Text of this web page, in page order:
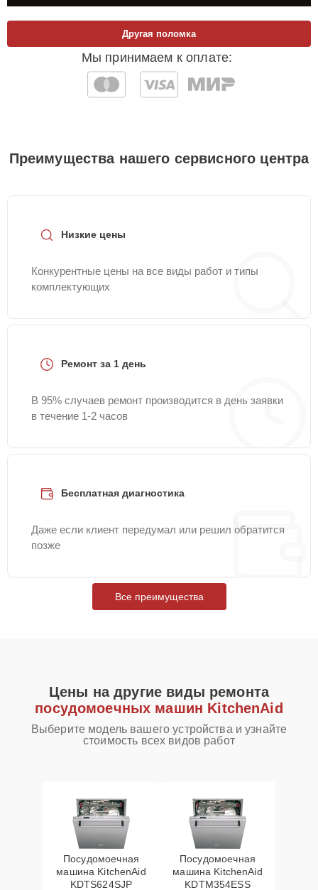
Мы принимаем к оплате:
Другая поломка
Преимущества нашего сервисного центра
Низкие цены
Конкурентные цены на все виды работ и типы
комплектующих
Ремонт за 1 день
В 95% случаев ремонт производится в день заявки
в течение 1-2 часов
Бесплатная диагностика
Даже если клиент передумал или решил обратится
позже
Все преимущества
Цены на другие виды ремонта
посудомоечных машин KitchenAid
Выберите модель вашего устройства и узнайте
стоимость всех видов работ
Посудомоечная
машина KitchenAid
KDTS624SJP
Посудомоечная
машина KitchenAid
KDTM354ESS